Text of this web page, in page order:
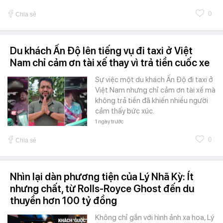
Chia sẻ 0
Du khách Ấn Độ lên tiếng vụ đi taxi ở Việt
Nam chỉ cảm ơn tài xế thay vì trả tiền cuốc xe
Sự việc một du khách Ấn Độ đi taxi ở
Việt Nam nhưng chỉ cảm ơn tài xế mà
không trả tiền đã khiến nhiều người
cảm thấy bức xúc.
1 ngày trước
Chia sẻ 0
Nhìn lại dàn phương tiện của Lý Nhã Kỳ: Ít
nhưng chất, từ Rolls-Royce Ghost đến du
thuyền hơn 100 tỷ đồng
Không chỉ gắn với hình ảnh xa hoa, Lý